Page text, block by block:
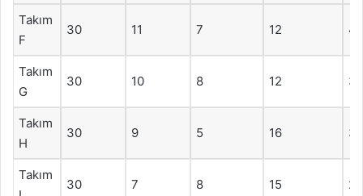
Takım
F
30 11 7 12 40
Takım
G
30 10 8 12 38
Takım
H
30 9 5 16 30
Takım
30 7 8 15 25